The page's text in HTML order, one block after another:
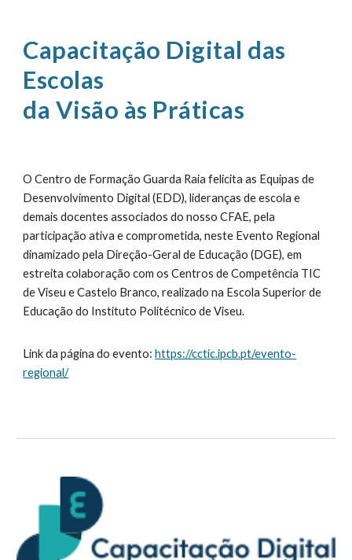
Capacitação Digital das
Escolas
da Visão às Práticas
O Centro de Formação Guarda Raia felicita as Equipas de
Desenvolvimento Digital (EDD), lideranças de escola e
demais docentes associados do nosso CFAE, pela
participação ativa e comprometida, neste Evento Regional
dinamizado pela Direção-Geral de Educação (DGE), em
estreita colaboração com os Centros de Competência TIC
de Viseu e Castelo Branco, realizado na Escola Superior de
Educação do Instituto Politécnico de Viseu.
Link da página do evento:https://cctic.ipcb.pt/evento-
regional/